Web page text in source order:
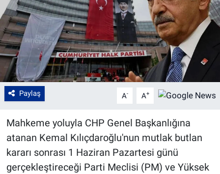
Paylaş A- A+
Mahkeme yoluyla CHP Genel Başkanlığına
atanan Kemal Kılıçdaroğlu'nun mutlak butlan
kararı sonrası 1 Haziran Pazartesi günü
gerçekleştireceği Parti Meclisi (PM) ve Yüksek